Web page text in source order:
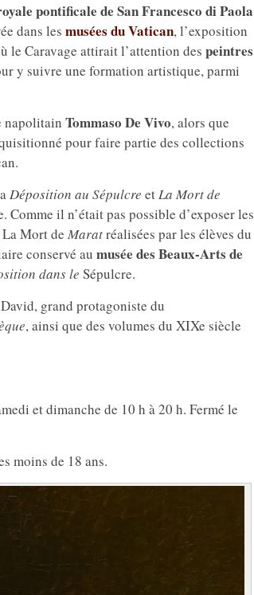
pontificale de San Francesco di Paola
dans les musées du Vatican, l’exposition
le Caravage attirait l’attention des peintres
y suivre une formation artistique, parmi
napolitain Tommaso De Vivo, alors que
pour faire partie des collections
Déposition au Sépulcre etLa Mort de
il n’était pas possible d’exposer les
Mort de Maratréalisées par les élèves du
conservé au musée des Beaux-Arts de
dans le Sépulcre.
grand protagoniste du
, ainsi que des volumes du XIXe siècle
et dimanche de 10 h à 20 h. Fermé le
moins de 18 ans.